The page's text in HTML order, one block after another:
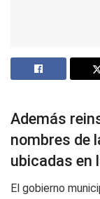
Además
nombres de
ubicadas en
El gobierno